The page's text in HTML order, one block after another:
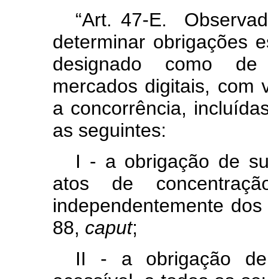
“Art. 47-E.
determinar obrigações
designado como
mercados digitais, com
a concorrência,
as seguintes:
I - a obrigação de
atos de
independentemente
88, caput;
II - a obrigação